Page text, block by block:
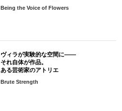
Being the Voice of Flowers
ヴィラが実験的な空間に――
それ自体が作品。
ある芸術家のアトリエ
Brute Strength